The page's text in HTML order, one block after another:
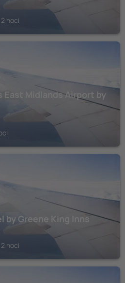
noci
East Midlands Airport by
by Greene King Inns
noci